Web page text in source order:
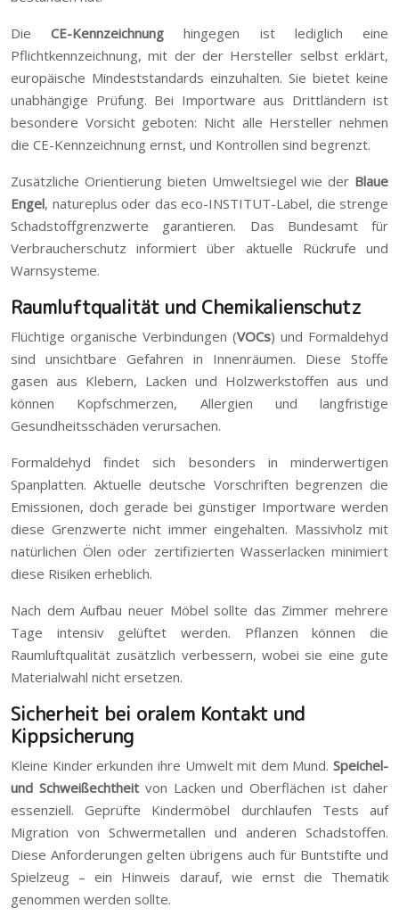
DieCE-Kennzeichnung hingegen ist lediglich eine
Pflichtkennzeichnung, mit der der Hersteller selbst erklärt,
europäische Mindeststandards einzuhalten. Sie bietet keine
unabhängige Prüfung. Bei Importware aus Drittländern ist
besondere Vorsicht geboten: Nicht alle Hersteller nehmen
die CE-Kennzeichnung ernst, und Kontrollen sind begrenzt.
Zusätzliche Orientierung bieten Umweltsiegel wie der Blaue
Engel, natureplus oder das eco-INSTITUT-Label, die strenge
Schadstoffgrenzwerte garantieren. Das Bundesamt für
Verbraucherschutz informiert über aktuelle Rückrufe und
Warnsysteme.
Raumluftqualität und Chemikalienschutz
Flüchtige organische Verbindungen (VOCs) und Formaldehyd
sind unsichtbare Gefahren in Innenräumen. Diese Stoffe
gasen aus Klebern, Lacken und Holzwerkstoffen aus und
können Kopfschmerzen, Allergien und langfristige
Gesundheitsschäden verursachen.
Formaldehyd findet sich besonders in minderwertigen
Spanplatten. Aktuelle deutsche Vorschriften begrenzen die
Emissionen, doch gerade bei günstiger Importware werden
diese Grenzwerte nicht immer eingehalten. Massivholz mit
natürlichen Ölen oder zertifizierten Wasserlacken minimiert
diese Risiken erheblich.
Nach dem Aufbau neuer Möbel sollte das Zimmer mehrere
Tage intensiv gelüftet werden. Pflanzen können die
Raumluftqualität zusätzlich verbessern, wobei sie eine gute
Materialwahl nicht ersetzen.
Sicherheit bei oralem Kontakt und
Kippsicherung
Kleine Kinder erkunden ihre Umwelt mit dem Mund. Speichel-
und Schweißechtheitvon Lacken und Oberflächen ist daher
essenziell. Geprüfte Kindermöbel durchlaufen Tests auf
Migration von Schwermetallen und anderen Schadstoffen.
Diese Anforderungen gelten übrigens auch für Buntstifte und
Spielzeug – ein Hinweis darauf, wie ernst die Thematik
genommen werden sollte.